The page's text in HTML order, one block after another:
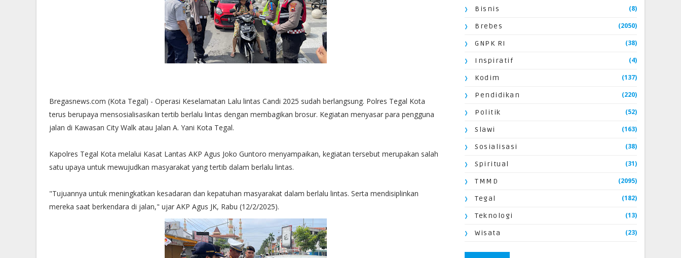
Bregasnews.com (Kota Tegal) - Operasi Keselamatan Lalu lintas Candi 2025 sudah berlangsung. Polres Tegal Kota
terus berupaya mensosialisasikan tertib berlalu lintas dengan membagikan brosur. Kegiatan menyasar para pengguna
jalan di Kawasan City Walk atau Jalan A. Yani Kota Tegal.
Kapolres Tegal Kota melalui Kasat Lantas AKP Agus Joko Guntoro menyampaikan, kegiatan tersebut merupakan salah
satu upaya untuk mewujudkan masyarakat yang tertib dalam berlalu lintas.
"Tujuannya untuk meningkatkan kesadaran dan kepatuhan masyarakat dalam berlalu lintas. Serta mendisiplinkan
mereka saat berkendara di jalan," ujar AKP Agus JK, Rabu (12/2/2025).
Bisnis (8)
Brebes (2050)
GNPK RI (38)
Inspiratif (4)
Kodim (137)
Pendidikan (220)
Politik (52)
Slawi (163)
Sosialisasi (38)
Spiritual (31)
TMMD (2095)
Tegal (182)
Teknologi (13)
Wisata (23)